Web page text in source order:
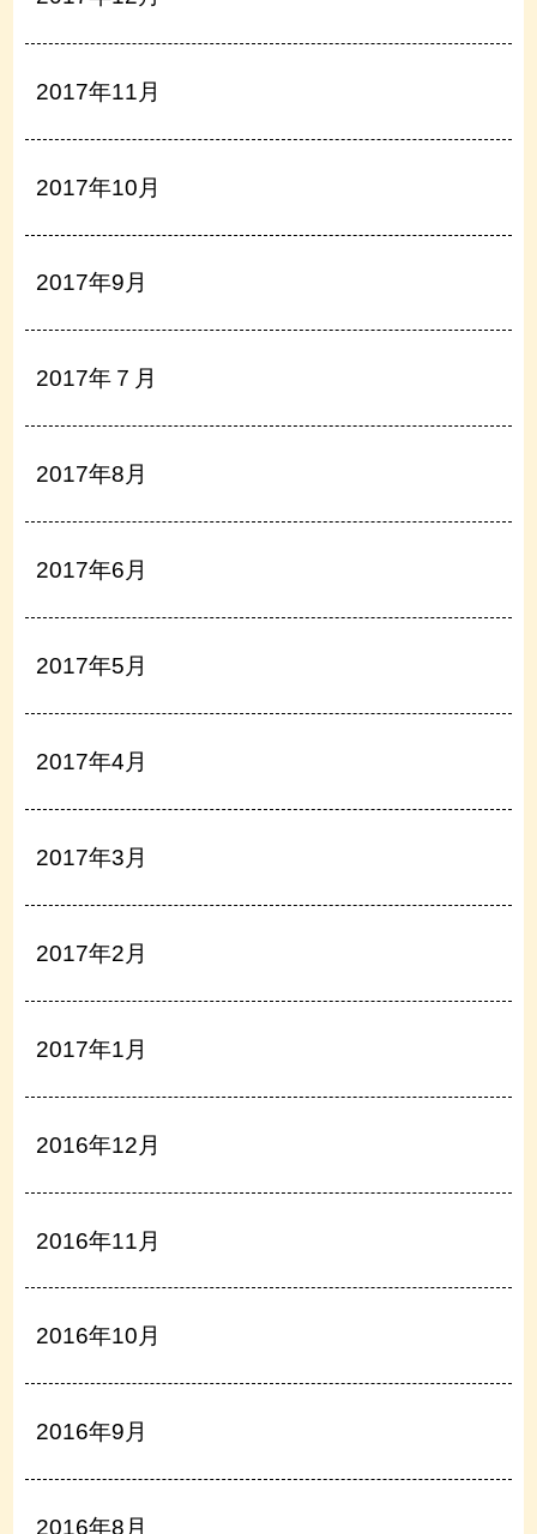
2017年11月
2017年10月
2017年9月
2017年７月
2017年8月
2017年6月
2017年5月
2017年4月
2017年3月
2017年2月
2017年1月
2016年12月
2016年11月
2016年10月
2016年9月
2016年8月